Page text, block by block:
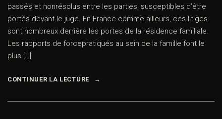
passés et nonrésolus entre les parties, susceptibles d’être
portés devant le juge. En France comme ailleurs, ces litiges
sont nombreux derrière les portes de la résidence familiale.
Les rapports de forcepratiqués au sein de la famille font le
plus […]
CONTINUER LA LECTURE